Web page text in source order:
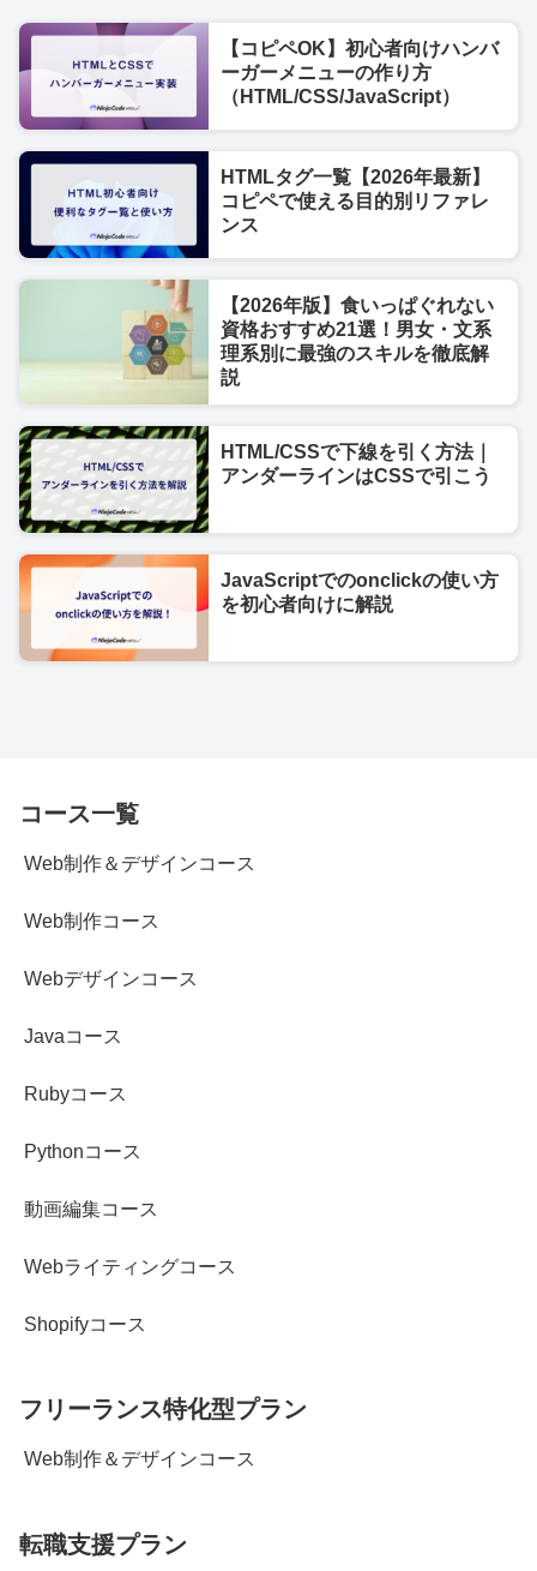
【コピペOK】初心者向けハンバ
ーガーメニューの作り方
（HTML/CSS/JavaScript）
HTMLタグ一覧【2026年最新】
コピペで使える目的別リファレ
ンス
【2026年版】食いっぱぐれない
資格おすすめ21選！男女・文系
理系別に最強のスキルを徹底解
説
HTML/CSSで下線を引く方法｜
アンダーラインはCSSで引こう
JavaScriptでのonclickの使い方
を初心者向けに解説
コース一覧
Web制作＆デザインコース
Web制作コース
Webデザインコース
Javaコース
Rubyコース
Pythonコース
動画編集コース
Webライティングコース
Shopifyコース
フリーランス特化型プラン
Web制作＆デザインコース
転職支援プラン